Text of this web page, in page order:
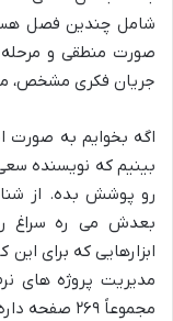
شامل چندین فصل
صورت منطقی و مرحله
جریان فکری مشخص،
اگه بخوایم به صورت
بینیم که نویسنده
رو پوشش بده. از
بعدش می ره سراغ
ابزارهایی که برای
مدیریت پروژه های
مجموعاً ۲۶۹ صفحه داره که نشون دهنده جامعیت و عمق مطالبشه.